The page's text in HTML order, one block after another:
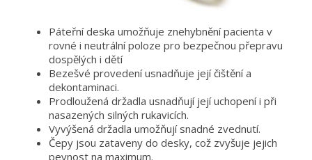
Páteřní deska umožňuje znehybnění pacienta v
rovné i neutrální poloze pro bezpečnou přepravu
dospělých i dětí
Bezešvé provedení usnadňuje její čištění a
dekontaminaci.
Prodloužená držadla usnadňují její uchopení i při
nasazených silných rukavicích.
Vyvýšená držadla umožňují snadné zvednutí.
Čepy jsou zataveny do desky, což zvyšuje jejich
pevnost na maximum.